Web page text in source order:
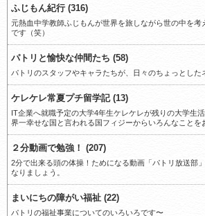
ふじもん紀行 (316)
元熱血中学教師ふじもんが世界を旅しながら世の中を考
です（笑）
パトリと愉快な仲間たち (58)
パトリのスタッフやキャラたちが、日々のちょっとした
ケレケレ常夏プチ留学記 (13)
IT企業へ就職予定の大学4年生ケレケレが残りの大学生
界一幸せな国と言われる国フィジーからいろんなことを
２分動画で勉強！ (207)
2分で出来る頭の体操！ためになる動画「パトリ放送部
なりましょう。
まいにちの障がい福祉 (22)
パトリの福祉事業についてのいろいろです〜